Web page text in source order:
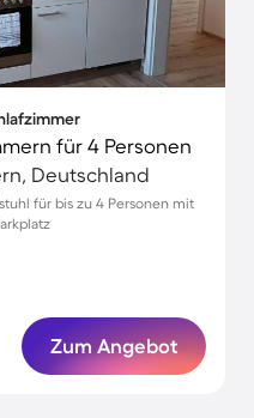
für 4 Personen
Deutschland
für bis zu 4 Personen mit
Zum Angebot